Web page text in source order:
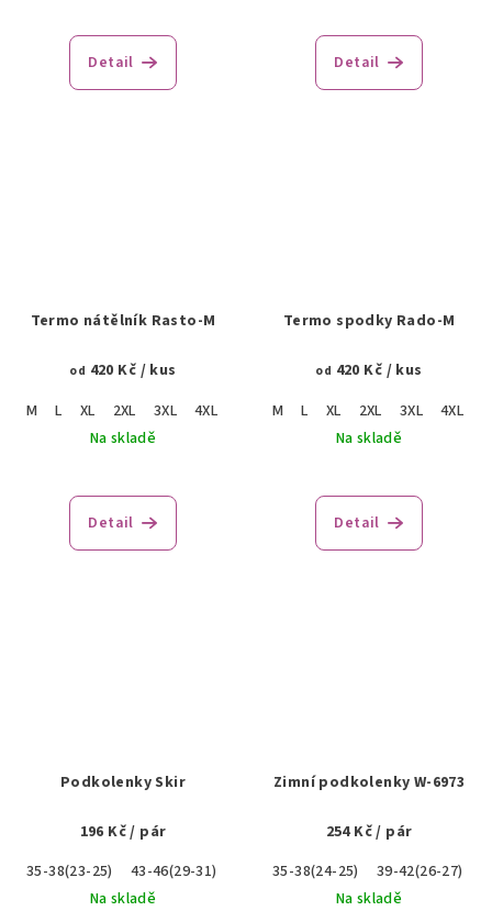
Detail Detail
Termo nátělník Rasto-M
od 420 Kč / kus
M
L XL 2XL 3XL
4XL
Na skladě
Detail
Termo spodky Rado-M
od 420 Kč / kus
M
L XL 2XL 3XL
4XL
Na skladě
Detail
Podkolenky Skir
196 Kč/ pár
35-38(23-25)
43-46(29-31)
Na skladě
Zimní podkolenky W-6973
254 Kč/ pár
35-38(24-25)
39-42(26-27)
Na skladě